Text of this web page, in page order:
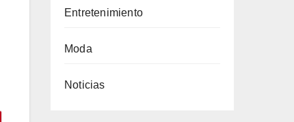
Entretenimiento
Moda
Noticias